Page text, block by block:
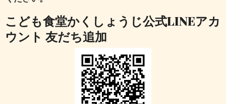
こども食堂かくしょうじ公式LINEアカ
ウント 友だち追加